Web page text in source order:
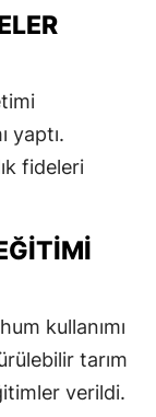
yaptı.
fideleri
kullanımı
tarım
verildi.